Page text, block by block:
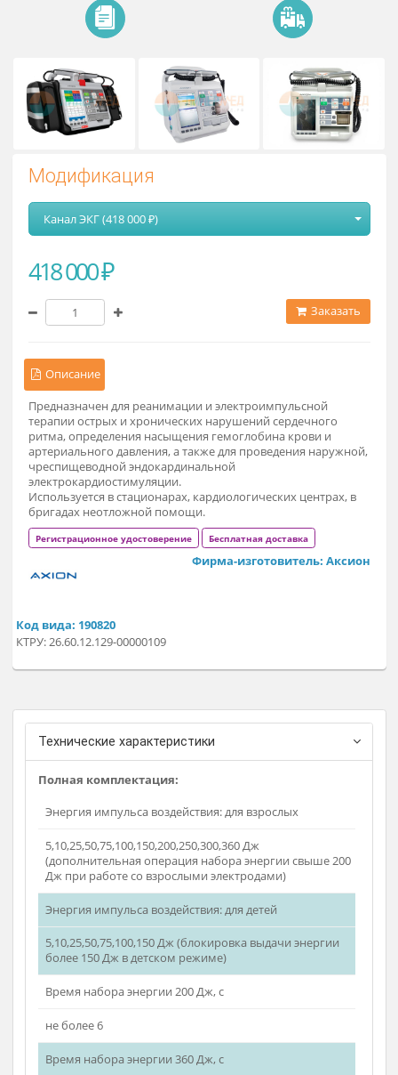
Модификация
Канал ЭКГ (418 000 ₽)
418 000 ₽
Описание
Предназначен для реанимации и электроимпульсной
терапии острых и хронических нарушений сердечного
ритма, определения насыщения гемоглобина крови и
артериального давления, а также для проведения
Используется в стационарах, кардиологических центрах, в
бригадах неотложной помощи.
Регистрационное удостоверение Бесплатная доставка
КТРУ: 26.60.12.129-00000109
Технические характеристики
Полная комплектация:
Энергия импульса воздействия: для взрослых
(дополнительная операция набора энергии свыше 200
Дж при работе со взрослыми электродами)